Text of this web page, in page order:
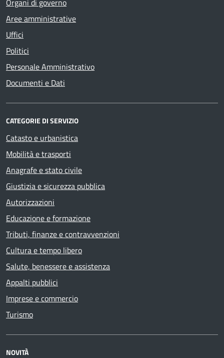
Aree amministrative
Uffici
Politici
Personale Amministrativo
Documenti e Dati
CATEGORIE DI SERVIZIO
Catasto e urbanistica
Mobilità e trasporti
Anagrafe e stato civile
Giustizia e sicurezza pubblica
Autorizzazioni
Educazione e formazione
Tributi, finanze e contravvenzioni
Cultura e tempo libero
Salute, benessere e assistenza
Appalti pubblici
Imprese e commercio
Turismo
NOVITÀ